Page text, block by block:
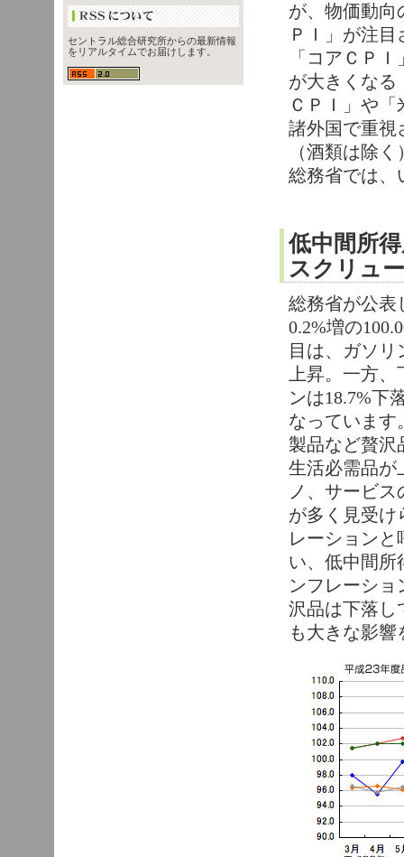
が、物価動向
ＰＩ」が注
「コアＣＰ
が大きくなる
ＣＰＩ」や
諸外国で重視
（酒類は除
総務省では、
低中間所
スクリュ
総務省が公表
0.2%増の
目は、ガソリ
上昇。一方
ンは18.7%下
なっています
製品など贅沢
生活必需品が
ノ、サービ
が多く見受け
レーション
い、低中間所
ンフレーシ
沢品は下落し
も大きな影響
セントラル総合研究所からの最新情報
をリアルタイムでお届けします。